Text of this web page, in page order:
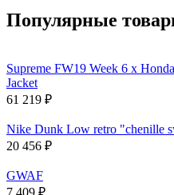
Популярные
Supreme FW19 Week 6 x
Jacket
61 219 ₽
Nike Dunk Low retro "chenille
20 456 ₽
GWAF